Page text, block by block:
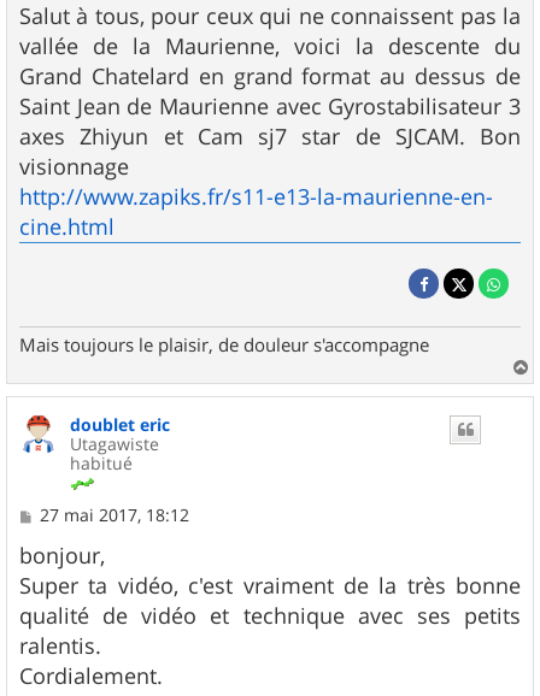
s
s
a
g
e
Salut à tous, pour ceux qui ne connaissent pas la
vallée de la Maurienne, voici la descente du
Grand Chatelard en grand format au dessus de
Saint Jean de Maurienne avec Gyrostabilisateur 3
axes Zhiyun et Cam sj7 star de SJCAM. Bon
visionnage
http://www.zapiks.fr/s11-e13-la-maurienne-en-
cine.html
Mais toujours le plaisir, de douleur s'accompagne
a
u
doublet eric
Utagawiste
habitué
M
s
s
a
g
e
27 mai 2017, 18:12
bonjour,
Super ta vidéo, c'est vraiment de la très bonne
qualité de vidéo et technique avec ses petits
ralentis.
Cordialement.